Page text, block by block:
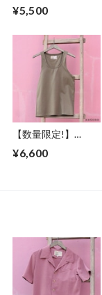
ABSURD クルーネ
ックＴシャツ メン
ドクロモチーフ グ
レー アブサード
DOKUROKUN（G
¥5,500
【数量限定!】
ップ メンズ サイズ
¥6,600